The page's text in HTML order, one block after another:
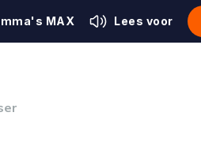
MAX Lees voor